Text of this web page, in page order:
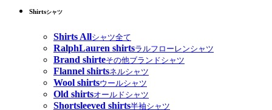
Shirtsシャツ
Shirts Allシャツ全て
RalphLauren shirtsラルフローレンシャツ
Brand shirteその他ブランドシャツ
Flannel shirtsネルシャツ
Wool shirtsウールシャツ
Old shirtsオールドシャツ
Shortsleeved shirts半袖シャツ